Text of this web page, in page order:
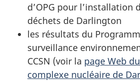
d’OPG pour l’installation
déchets de Darlington
les résultats du
surveillance
CCSN (voir la page Web
complexe nucléaire de